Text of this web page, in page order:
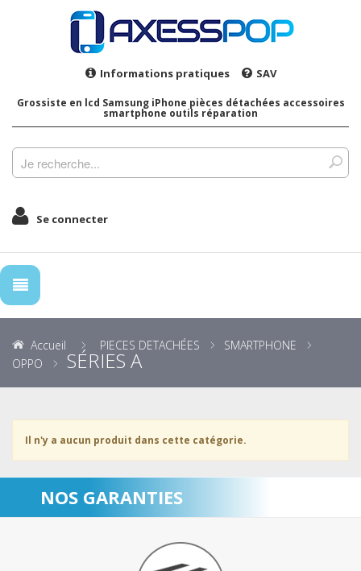
Informations pratiques SAV
Grossiste en lcd Samsung iPhone pièces détachées accessoires
smartphone outils réparation
Se connecter
Accueil PIECES DETACHÉES
SMARTPHONE
OPPO
SÉRIES A
Il n'y a aucun produit dans cette catégorie.
NOS GARANTIES